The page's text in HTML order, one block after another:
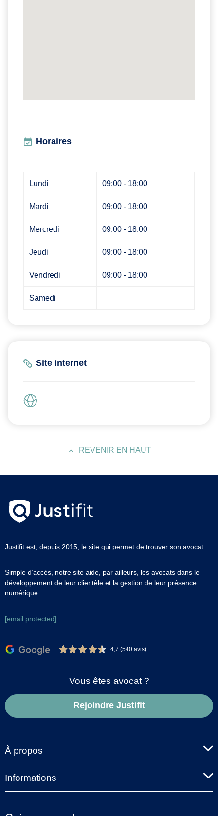
Horaires
Lundi 09:00 - 18:00
Mardi 09:00 - 18:00
Mercredi 09:00 - 18:00
Jeudi 09:00 - 18:00
Vendredi 09:00 - 18:00
Samedi
Site internet
REVENIR EN HAUT
Justifit est, depuis 2015, le site qui permet de trouver son avocat.
Simple d’accès, notre site aide, par ailleurs, les avocats dans le
développement de leur clientèle et la gestion de leur présence
numérique.
[email protected]
4,7 (540 avis)
Vous êtes avocat ?
Rejoindre Justifit
À propos
Informations